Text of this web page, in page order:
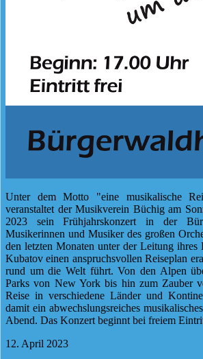
Unter dem Motto "eine musikalische
veranstaltet der Musikverein Büchig am
2023 sein Frühjahrskonzert in der
Musikerinnen und Musiker des großen
den letzten Monaten unter der Leitung ihres
Kubatov einen anspruchsvollen Reiseplan
rund um die Welt führt. Von den Alpen
Parks von New York bis hin zum Zauber
Reise in verschiedene Länder und
damit ein abwechslungsreiches
Abend. Das Konzert beginnt bei freiem
12. April 2023